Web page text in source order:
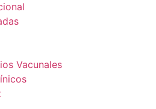
Vacunales